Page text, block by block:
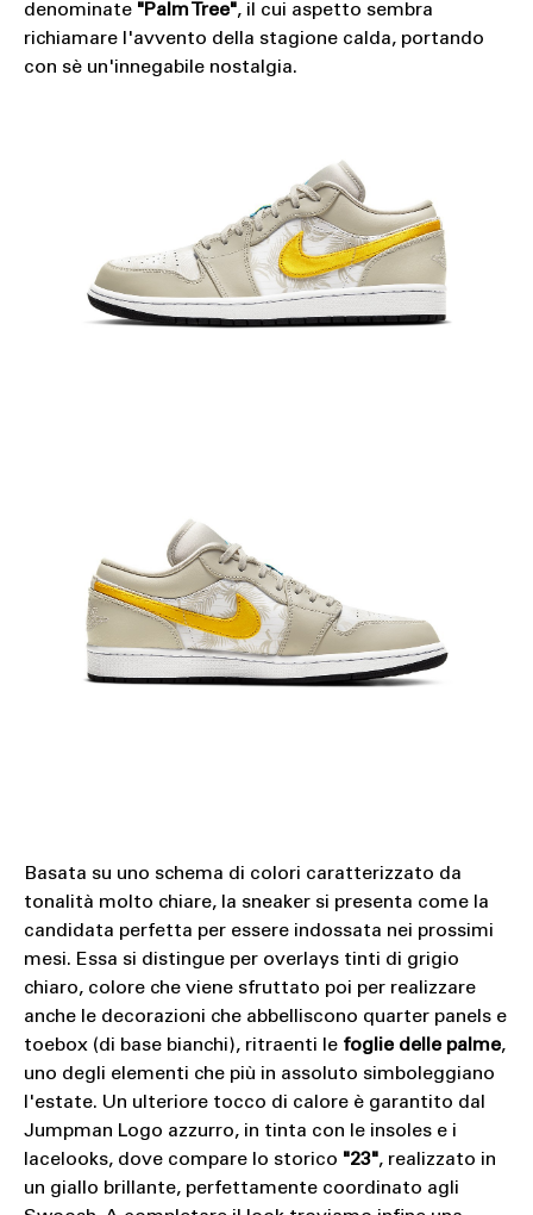
denominate "Palm Tree", il cui aspetto sembra
richiamare l'avvento della stagione calda, portando
con sè un'innegabile nostalgia.
Basata su uno schema di colori caratterizzato da
tonalità molto chiare, la sneaker si presenta come la
candidata perfetta per essere indossata nei prossimi
mesi. Essa si distingue per overlays tinti di grigio
chiaro, colore che viene sfruttato poi per realizzare
anche le decorazioni che abbelliscono quarter panels e
toebox (di base bianchi), ritraenti le foglie delle palme,
uno degli elementi che più in assoluto simboleggiano
l'estate. Un ulteriore tocco di calore è garantito dal
Jumpman Logo azzurro, in tinta con le insoles e i
lacelooks, dove compare lo storico "23", realizzato in
un giallo brillante, perfettamente coordinato agli